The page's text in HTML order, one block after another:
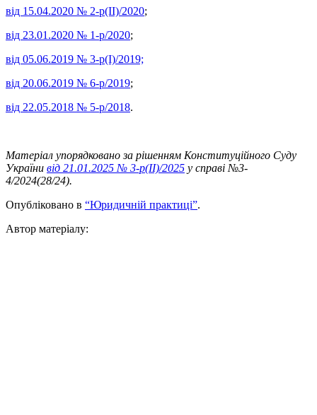
від 15.04.2020 № 2-р(II)/2020;
від 23.01.2020 № 1-р/2020;
від 05.06.2019 № 3-р(I)/2019;
від 20.06.2019 № 6-р/2019;
від 22.05.2018 № 5-р/2018.
Матеріал упорядковано за рішенням Конституційного Суду
України від 21.01.2025 № 3-р(ІІ)/2025 у справі №3-
4/2024(28/24).
Опубліковано в “Юридичній практиці”.
Автор матеріалу: